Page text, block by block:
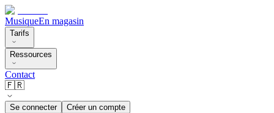
MusiqueEn magasin
Tarifs
Ressources
Contact
🇫🇷
Se connecter Créer un compte